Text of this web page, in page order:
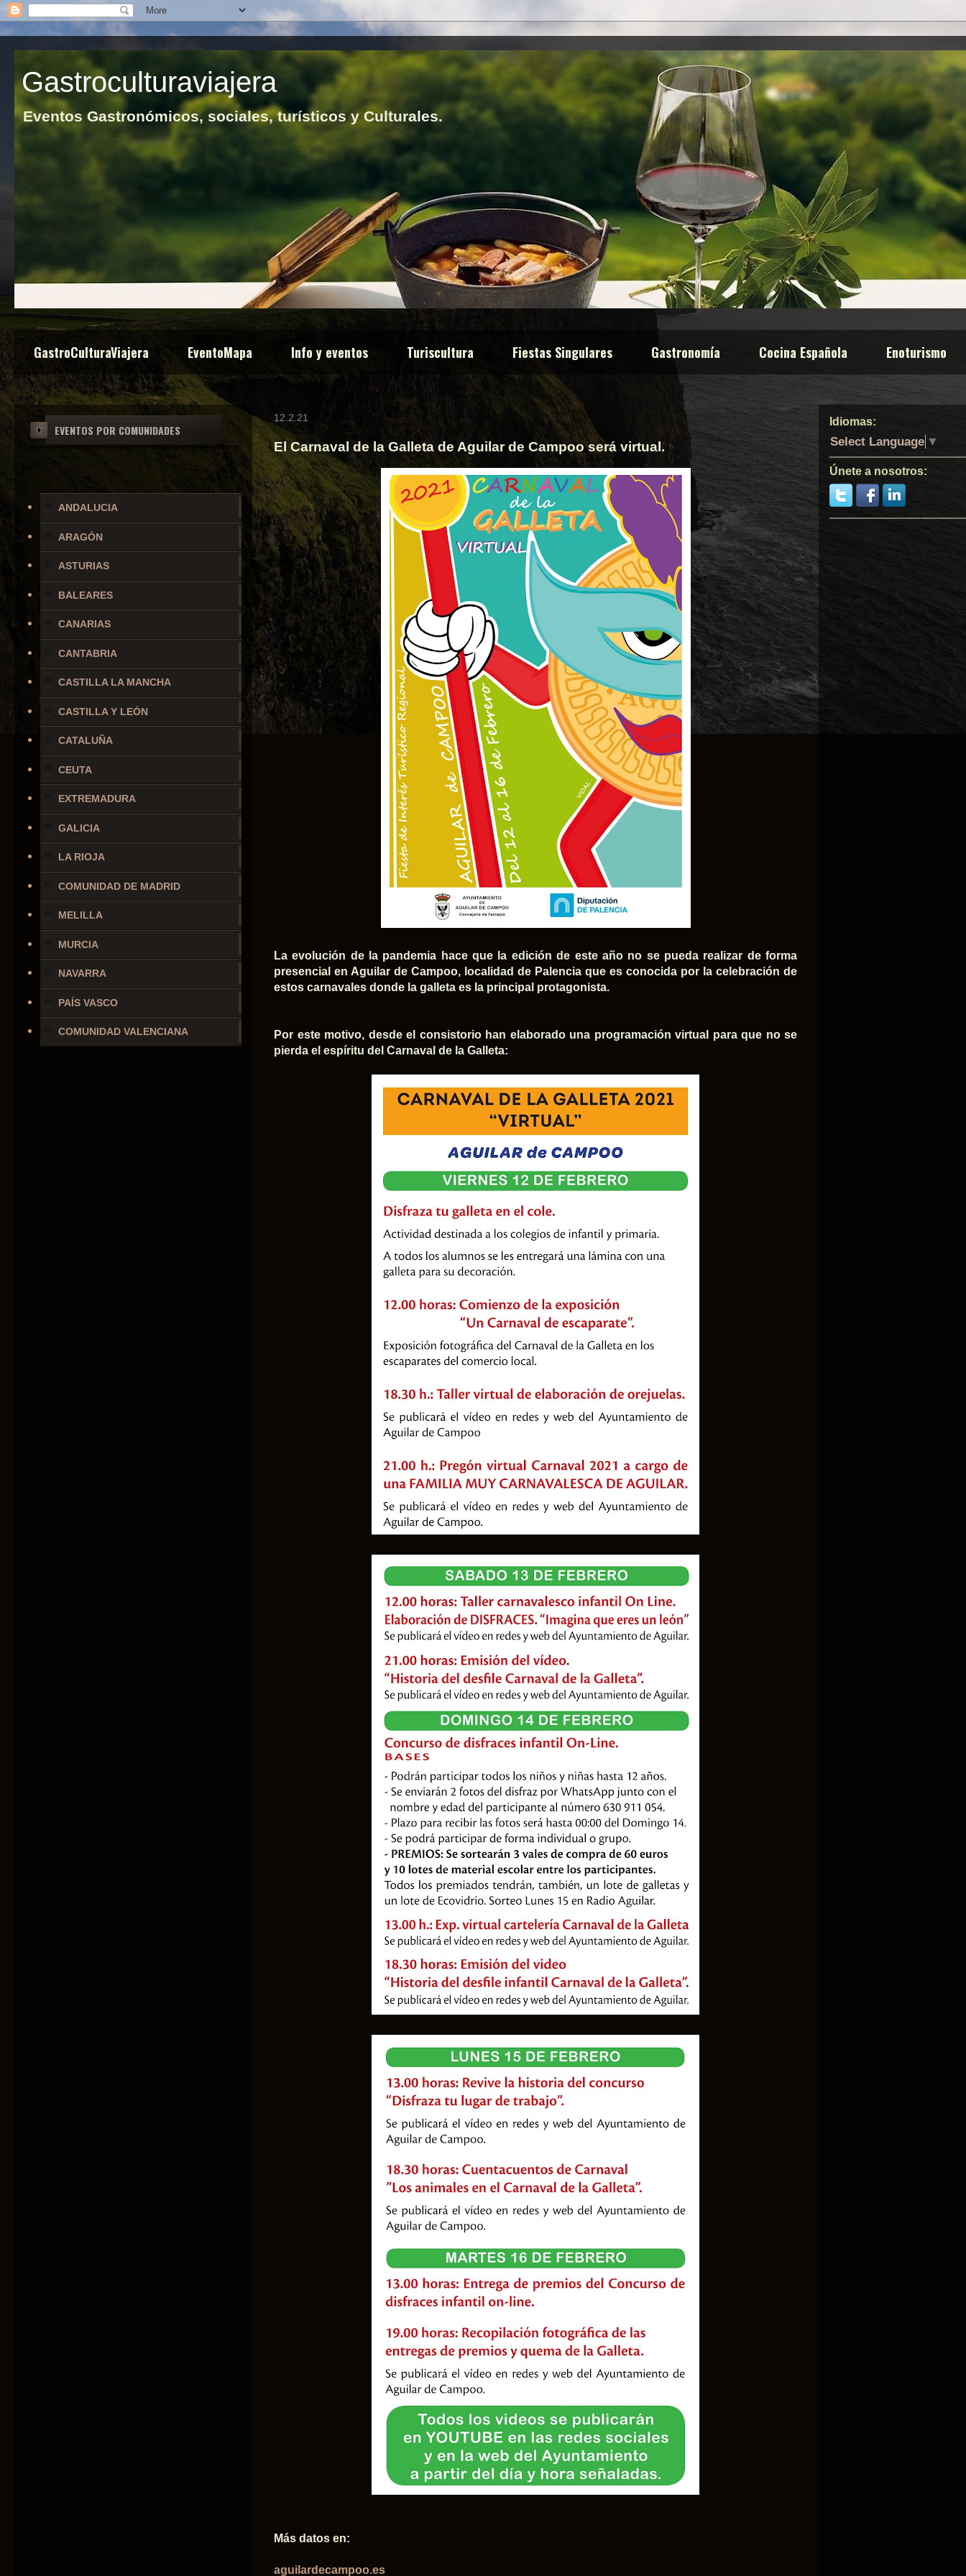
Gastroculturaviajera
Eventos Gastronómicos, sociales, turísticos y Culturales.
GastroCulturaViajera EventoMapa Info y eventos Turiscultura Fiestas Singulares Gastronomía Cocina Española Enoturismo
12.2.21
El Carnaval de la Galleta de Aguilar de Campoo será virtual.
La evolución de la pandemia hace que la edición de este año no se pueda realizar de forma
presencial en Aguilar de Campoo, localidad de Palencia que es conocida por la celebración de
estos carnavales donde la galleta es la principal protagonista.
Por este motivo, desde el consistorio han elaborado una programación virtual para que no se
pierda el espíritu del Carnaval de la Galleta:
Más datos en:
aguilardecampoo.es
EVENTOS POR COMUNIDADES
ANDALUCIA
ARAGÓN
ASTURIAS
BALEARES
CANARIAS
CANTABRIA
CASTILLA LA MANCHA
CASTILLA Y LEÓN
CATALUÑA
CEUTA
EXTREMADURA
GALICIA
LA RIOJA
COMUNIDAD DE MADRID
MELILLA
MURCIA
NAVARRA
PAÍS VASCO
COMUNIDAD VALENCIANA
Idiomas:
Select Language ▼
Únete a nosotros: